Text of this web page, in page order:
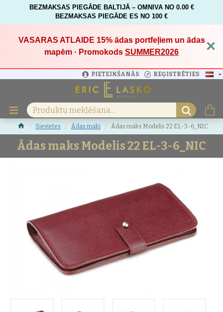
BEZMAKSAS PIEGĀDE BALTIJĀ – OMNIVA NO 0.00 €
BEZMAKSAS PIEGĀDE ES NO 100 €
VASARAS ATLAIDE 15%ādas portfeļiem un ādas
mapēm · Promokods SUMMER2026 ×
PIETEIKŠANĀS REĢISTRĒTIES
Sievietes Ādas maki Ādas maks Modelis 22 EL-3-6_NIC
Ādas maks Modelis 22 EL-3-6_NIC